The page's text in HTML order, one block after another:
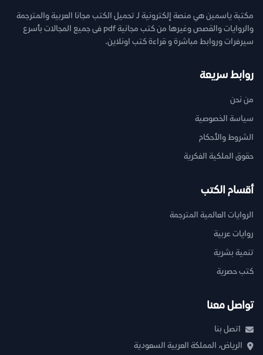
مكتبة ياسمين هي منصة إلكترونية لـ تحميل الكتب مجانا العربية والمترجمة
والروايات والقصص وغيرها من كتب مجانية pdf فى جميع المجالات بأسرع
سيرفرات وروابط مباشرة و قراءة كتب اونلاين.
روابط سريعة
من نحن
سياسة الخصوصية
الشروط والأحكام
حقوق الملكية الفكرية
أقسام الكتب
الروايات العالمية المترجمة
روايات عربية
تنمية بشرية
كتب حصرية
تواصل معنا
اتصل بنا
الرياض، المملكة العربية السعودية